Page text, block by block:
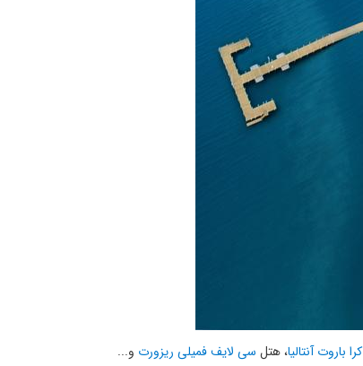
باروت آنتالیا، هتل سی لایف فمیلی ریزورت و...